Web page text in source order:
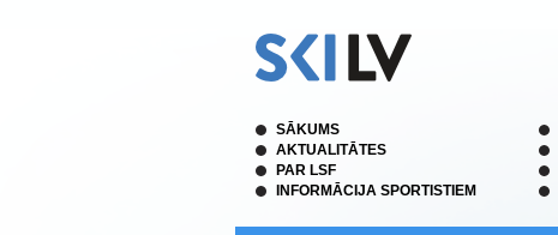
SĀKUMS
AKTUALITĀTES
PAR LSF
INFORMĀCIJA SPORTISTIEM